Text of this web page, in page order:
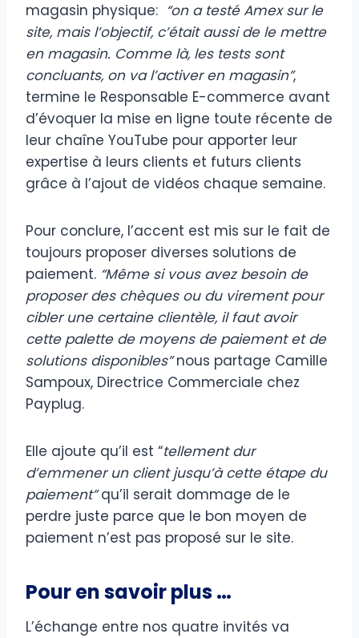
magasin physique: “on a testé Amex sur le
site, mais l’objectif, c’était aussi de le mettre
en magasin. Comme là, les tests sont
concluants, on va l’activer en magasin”,
termine le Responsable E-commerce avant
d’évoquer la mise en ligne toute récente de
leur chaîne YouTube pour apporter leur
expertise à leurs clients et futurs clients
grâce à l’ajout de vidéos chaque semaine.
Pour conclure, l’accent est mis sur le fait de
toujours proposer diverses solutions de
paiement. “Même si vous avez besoin de
proposer des chèques ou du virement pour
cibler une certaine clientèle, il faut avoir
cette palette de moyens de paiement et de
solutions disponibles”nous partage Camille
Sampoux, Directrice Commerciale chez
Payplug.
Elle ajoute qu’il est “tellement dur
d’emmener un client jusqu’à cette étape du
paiement”qu’il serait dommage de le
perdre juste parce que le bon moyen de
paiement n’est pas proposé sur le site.
Pour en savoir plus …
L’échange entre nos quatre invités va